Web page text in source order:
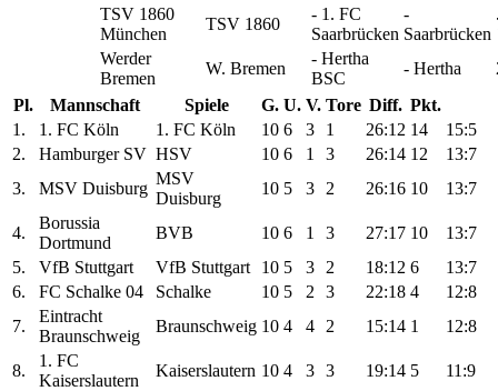
TSV 1860
München
TSV 1860
- 1. FC
Saarbrücken
-
Saarbrücken
Werder
Bremen
W. Bremen
- Hertha
BSC
- Hertha
Pl.
Mannschaft Spiele G. U. V. Tore Diff. Pkt.
1.
1. FC Köln 1. FC Köln 10 6 3 1 26:12 14
15:5
2.
Hamburger SV HSV 10 6 1 3 26:14 12
13:7
3.
MSV Duisburg
MSV
Duisburg
10 5 3 2 26:16 10 13:7
4.
Borussia
Dortmund
BVB 10 6 1 3 27:17 10
13:7
5.
VfB Stuttgart VfB Stuttgart 10 5 3 2 18:12 6
13:7
6.
FC Schalke 04 Schalke 10 5 2 3 22:18 4
12:8
7.
Eintracht
Braunschweig
Braunschweig 10 4 4 2 15:14 1 12:8
8.
1. FC
Kaiserslautern
Kaiserslautern 10 4 3 3 19:14 5 11:9